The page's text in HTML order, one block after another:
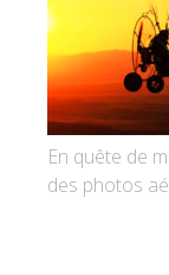
En quête de
des photos